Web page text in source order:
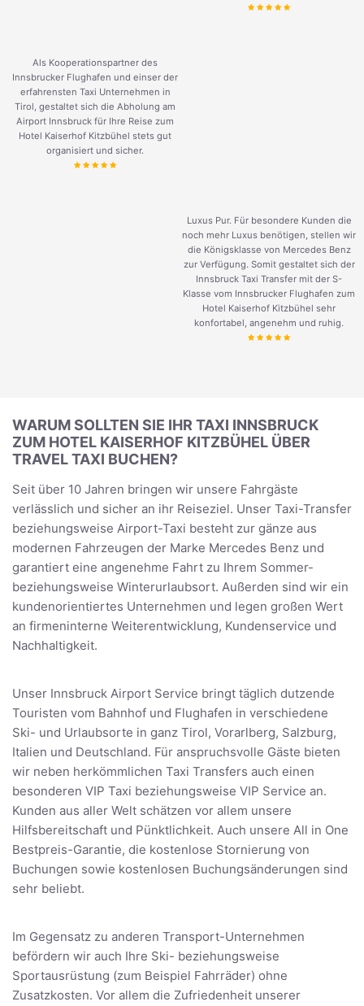
Als Kooperationspartner des
Innsbrucker Flughafen und einser der
erfahrensten Taxi Unternehmen in
Tirol, gestaltet sich die Abholung am
Airport Innsbruck für Ihre Reise zum
Hotel Kaiserhof Kitzbühel stets gut
organisiert und sicher.
Luxus Pur. Für besondere Kunden die
noch mehr Luxus benötigen, stellen wir
die Königsklasse von Mercedes Benz
zur Verfügung. Somit gestaltet sich der
Innsbruck Taxi Transfer mit der S-
Klasse vom Innsbrucker Flughafen zum
Hotel Kaiserhof Kitzbühel sehr
konfortabel, angenehm und ruhig.
WARUM SOLLTEN SIE IHR TAXI INNSBRUCK
ZUM HOTEL KAISERHOF KITZBÜHEL ÜBER
TRAVEL TAXI BUCHEN?
Seit über 10 Jahren bringen wir unsere Fahrgäste
verlässlich und sicher an ihr Reiseziel. Unser Taxi-Transfer
beziehungsweise Airport-Taxi besteht zur gänze aus
modernen Fahrzeugen der Marke Mercedes Benz und
garantiert eine angenehme Fahrt zu Ihrem Sommer-
beziehungsweise Winterurlaubsort. Außerden sind wir ein
kundenorientiertes Unternehmen und legen großen Wert
an firmeninterne Weiterentwicklung, Kundenservice und
Nachhaltigkeit.
Unser Innsbruck Airport Service bringt täglich dutzende
Touristen vom Bahnhof und Flughafen in verschiedene
Ski- und Urlaubsorte in ganz Tirol, Vorarlberg, Salzburg,
Italien und Deutschland. Für anspruchsvolle Gäste bieten
wir neben herkömmlichen Taxi Transfers auch einen
besonderen VIP Taxi beziehungsweise VIP Service an.
Kunden aus aller Welt schätzen vor allem unsere
Hilfsbereitschaft und Pünktlichkeit. Auch unsere All in One
Bestpreis-Garantie, die kostenlose Stornierung von
Buchungen sowie kostenlosen Buchungsänderungen sind
sehr beliebt.
Im Gegensatz zu anderen Transport-Unternehmen
befördern wir auch Ihre Ski- beziehungsweise
Sportausrüstung (zum Beispiel Fahrräder) ohne
Zusatzkosten. Vor allem die Zufriedenheit unserer